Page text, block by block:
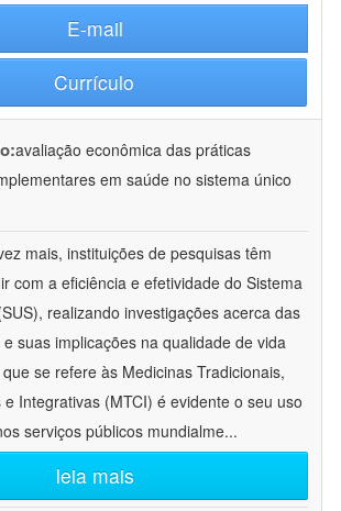
E-mail
Currículo
avaliação econômica das práticas
em saúde no sistema único
mais, instituições de pesquisas têm
com a eficiência e efetividade do Sistema
realizando investigações acerca das
suas implicações na qualidade de vida
se refere às Medicinas Tradicionais,
Integrativas (MTCI) é evidente o seu uso
serviços públicos mundialme...
leia mais